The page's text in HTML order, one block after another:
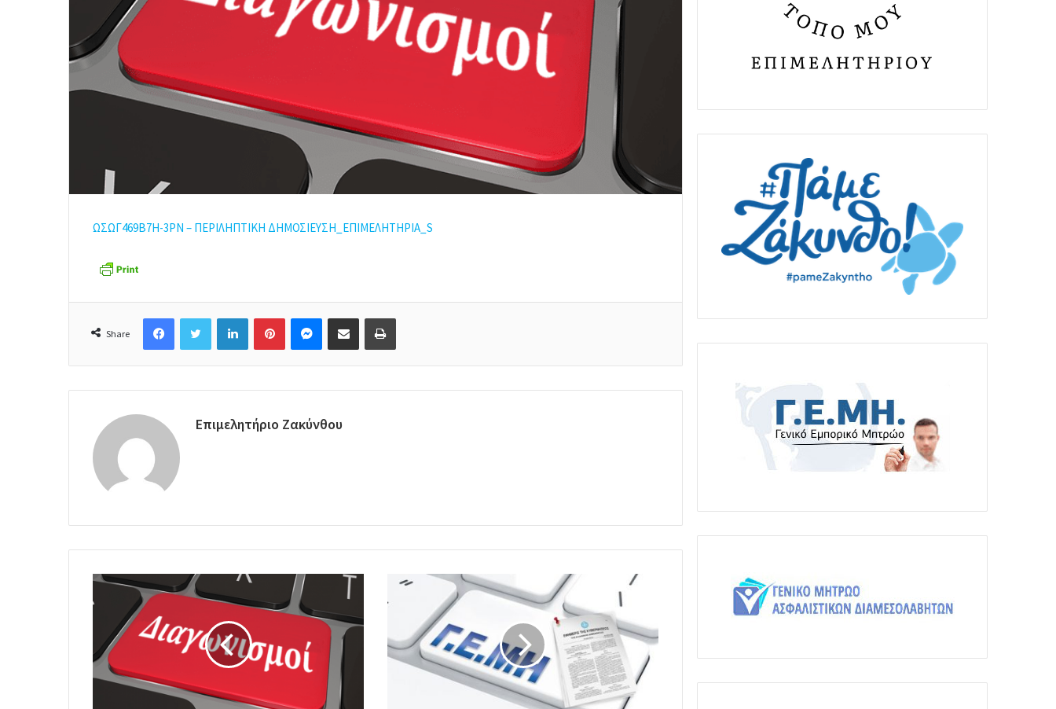
ΩΣΩΓ469Β7Η-3ΡΝ – ΠΕΡΙΛΗΠΤΙΚΗ ΔΗΜΟΣΙΕΥΣΗ_ΕΠΙΜΕΛΗΤΗΡΙΑ_S
Share
Επιμελητήριο Ζακύνθου